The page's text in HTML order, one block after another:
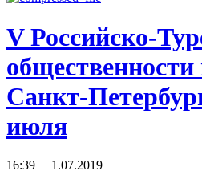
V Российско-
общественности
Санкт-
июля
16:39 1.07.2019